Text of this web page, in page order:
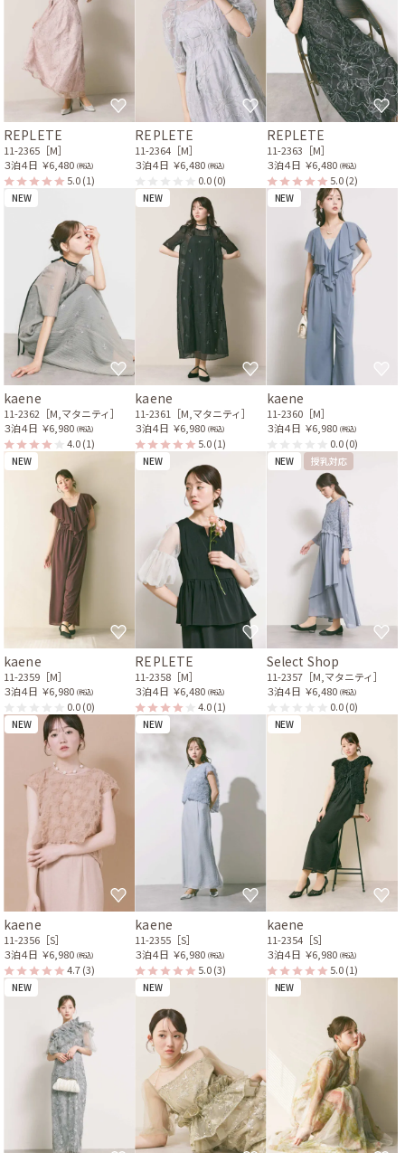
REPLETE
11-2365［M］
３泊４日 ￥6,480 (税込)
5.0(1)
REPLETE
11-2364［M］
３泊４日 ￥6,480 (税込)
0.0(0)
REPLETE
11-2363［M］
３泊４日 ￥6,480 (税込)
5.0(2)
NEW
kaene
11-2362［M,マタニティ］
３泊４日 ￥6,980 (税込)
4.0(1)
NEW
kaene
11-2361［M,マタニティ］
３泊４日 ￥6,980 (税込)
5.0(1)
NEW
kaene
11-2360［M］
３泊４日 ￥6,980 (税込)
0.0(0)
NEW
kaene
11-2359［M］
３泊４日 ￥6,980 (税込)
0.0(0)
NEW
REPLETE
11-2358［M］
３泊４日 ￥6,480 (税込)
4.0(1)
NEW 授乳対応
Select Shop
11-2357［M,マタニティ］
３泊４日 ￥6,480 (税込)
0.0(0)
NEW
kaene
11-2356［S］
３泊４日 ￥6,980 (税込)
4.7(3)
NEW
kaene
11-2355［S］
３泊４日 ￥6,980 (税込)
5.0(3)
NEW
kaene
11-2354［S］
３泊４日 ￥6,980 (税込)
5.0(1)
NEW NEW NEW